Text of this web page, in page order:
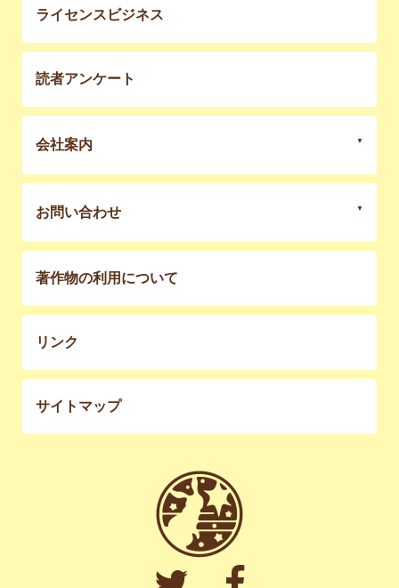
ライセンスビジネス
読者アンケート
会社案内
お問い合わせ
著作物の利用について
リンク
サイトマップ